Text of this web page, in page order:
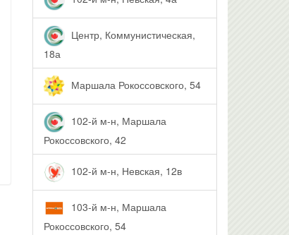
Центр, Коммунистическая,
18а
Маршала Рокоссовского, 54
102-й м-н, Маршала
Рокоссовского, 42
102-й м-н, Невская, 12в
103-й м-н, Маршала
Рокоссовского, 54